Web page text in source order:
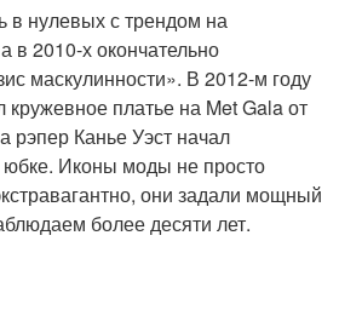
в нулевых с трендом на
в 2010-х окончательно
маскулинности». В 2012-м году
платье на Met Gala от
рэпер Канье Уэст начал
юбке. Иконы моды не просто
они задали мощный
более десяти лет.